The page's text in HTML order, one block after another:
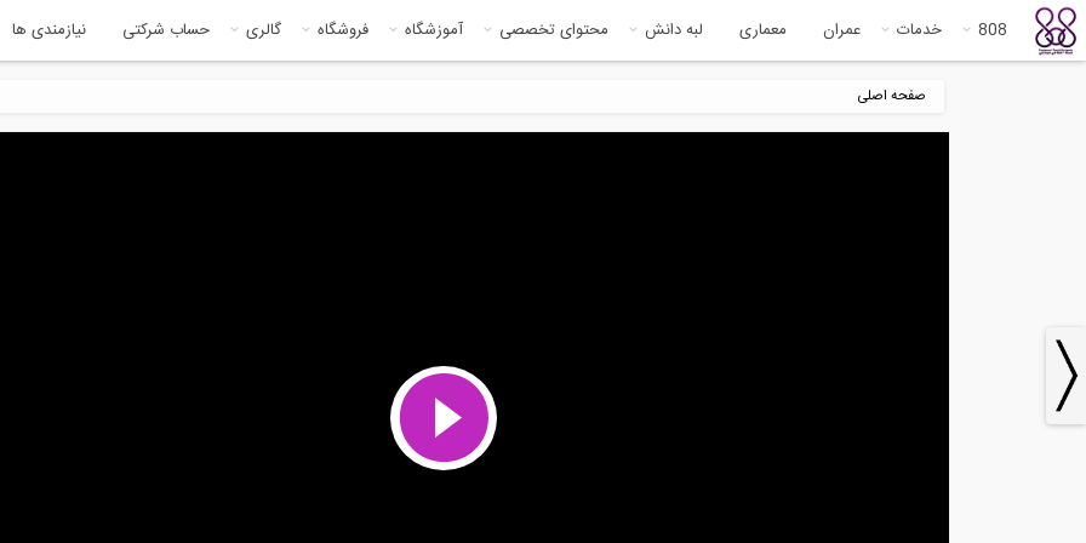
808 خدمات عمران معماری لبه دانش محتوای تخصصی آموزشگاه فروشگاه گالری حساب شرکتی نیازمندی ها
صفحه اصلی